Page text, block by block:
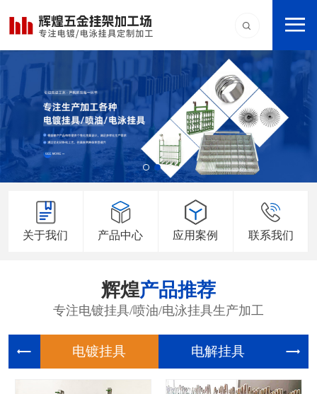
关于我们 产品中心 应用案例 联系我们
辉煌产品推荐
专注电镀挂具/喷油/电泳挂具生产加工
电镀挂具 电解挂具